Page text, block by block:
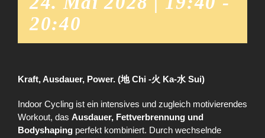
20:40
Kraft, Ausdauer, Power. (地 Chi -火 Ka-水 Sui)
Indoor Cycling ist ein intensives und zugleich motivierendes
Workout, das Ausdauer, Fettverbrennung und
Bodyshaping perfekt kombiniert. Durch wechselnde